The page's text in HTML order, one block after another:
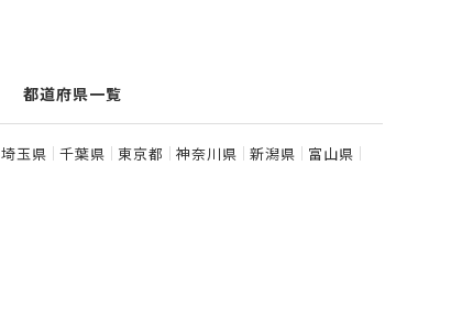
都道府県一覧
埼玉県 千葉県 東京都 神奈川県 新潟県
富山県